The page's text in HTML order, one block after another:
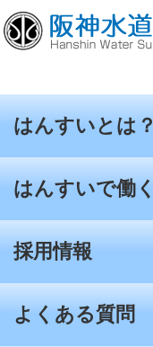
はんすいとは？
はんすいで働く
採用情報
よくある質問